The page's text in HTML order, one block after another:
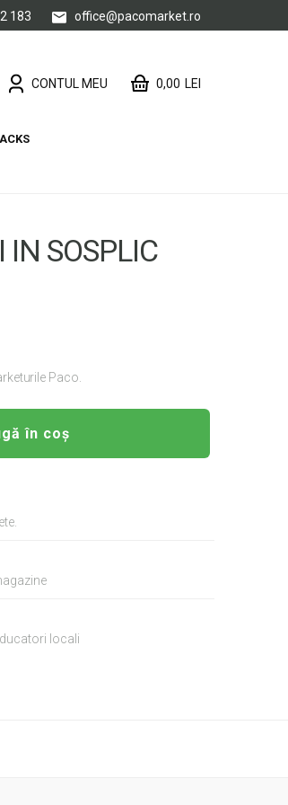
183 office@pacomarket.ro
CONTUL MEU 0,00 LEI
IN SOSPLIC
Paco.
în coș
locali